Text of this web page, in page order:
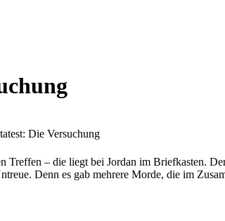
Die Versuchung
Treffen – die liegt bei Jordan im Briefkasten.
Denn es gab mehrere Morde, die im